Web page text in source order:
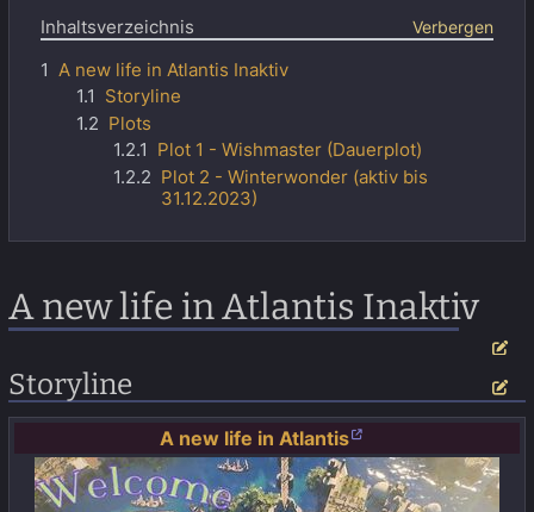
Inhaltsverzeichnis
1 A new life in Atlantis Inaktiv
1.1 Storyline
1.2 Plots
1.2.1 Plot 1 - Wishmaster (Dauerplot)
1.2.2 Plot 2 - Winterwonder (aktiv bis
31.12.2023)
A new life in Atlantis Inaktiv
Storyline
A new life in Atlantis